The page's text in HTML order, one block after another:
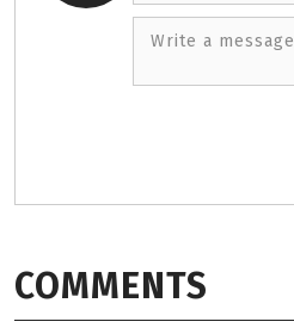
Write a message
COMMENTS